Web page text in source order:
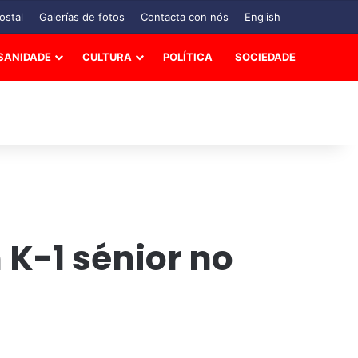
Galerías de fotos Contacta con nós English
CULTURA POLÍTICA SOCIEDADE
1 sénior no